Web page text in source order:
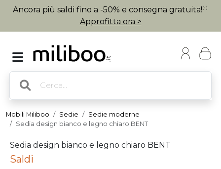
Ancora più saldi fino a -50% e consegna gratuita! (1)
Approfitta ora >
Mobili Miliboo Sedie
Sedie moderne
Sedia design bianco e legno chiaro BENT
Sedia design bianco e legno chiaro BENT
Saldi